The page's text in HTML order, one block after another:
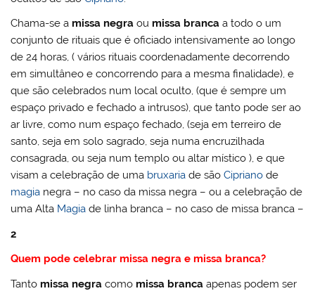
Chama-se a missa negra ou missa branca a todo o um
conjunto de rituais que é oficiado intensivamente ao longo
de 24 horas, ( vários rituais coordenadamente decorrendo
em simultâneo e concorrendo para a mesma finalidade), e
que são celebrados num local oculto, (que é sempre um
espaço privado e fechado a intrusos), que tanto pode ser ao
ar livre, como num espaço fechado, (seja em terreiro de
santo, seja em solo sagrado, seja numa encruzilhada
consagrada, ou seja num templo ou altar místico ), e que
visam a celebração de uma bruxaria de sãoCipriano de
magia negra – no caso da missa negra – ou a celebração de
uma Alta Magia de linha branca – no caso de missa branca –
2
Quem pode celebrar missa negra e missa branca?
Tanto missa negra como missa branca apenas podem ser